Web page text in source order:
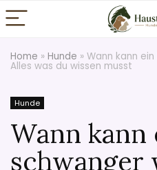
Home » Hunde » Wann kann
Alles was du wissen musst
Hunde
Wann
schwanger